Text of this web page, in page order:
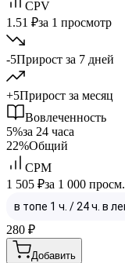
CPV
1.51 ₽за 1 просмотр
-5Прирост за 7 дней
+5Прирост за месяц
Вовлеченность
5%за 24 часа
22%Общий
CPM
1 505 ₽за 1 000 просм.
280 ₽
Добавить